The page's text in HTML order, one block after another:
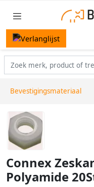
Bevestigingsmateriaal
Connex
Polyamide